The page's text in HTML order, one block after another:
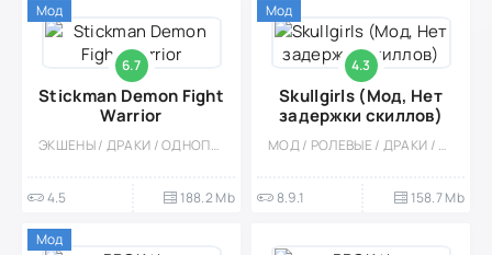
6.7
Stickman Demon Fight
Warrior
ЭКШЕНЫ / ДРАКИ / ОДНОПОЛЬЗОВАТЕЛЬСКИЕ / КАЗУАЛЬНЫЕ / СОРЕВНОВАТЕЛЬНАЯ / МНОГОПОЛЬЗОВАТЕЛЬСКАЯ / МОД
4.5 188.2 Mb
Мод
4.3
Skullgirls (Мод, Нет
задержки скиллов)
МОД / РОЛЕВЫЕ / ДРАКИ / ЭКШЕНЫ / ЗОМБИ / АНИМЕ / КАЗУАЛЬНЫЕ / МНОГОПОЛЬЗОВАТЕЛЬСКАЯ / СОРЕВНОВАТЕЛЬНАЯ / ОДНОПОЛЬЗОВАТЕЛЬСКИЕ
8.9.1 158.7 Mb
Мод
Мод